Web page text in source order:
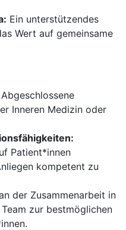
Ein unterstützendes
Wert auf gemeinsame
Abgeschlossene
Inneren Medizin oder
Patient*innen
kompetent zu
der Zusammenarbeit in
zur bestmöglichen